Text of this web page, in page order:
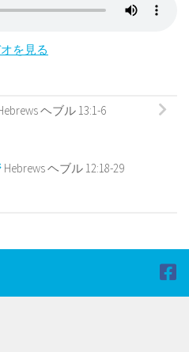
を見る
ヘブル 13:1-6
Hebrews ヘブル 12:18-29